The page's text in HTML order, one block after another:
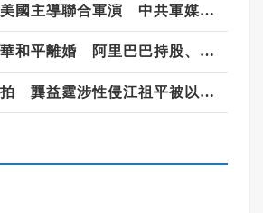
日本頻繁參與美國主導聯合軍演 中共軍媒轟：危險擴張圖謀
蔡崇信、吳明華和平離婚 阿里巴巴持股、籃網與自由人經營權均不受影響
未認定下藥偷拍 龔益霆涉性侵江祖平被以「強制性交罪」起訴